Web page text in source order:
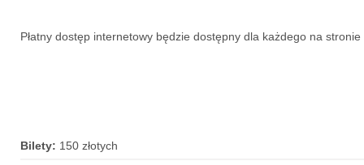
Płatny dostęp internetowy będzie dostępny dla każdego na
Bilety: 150 złotych